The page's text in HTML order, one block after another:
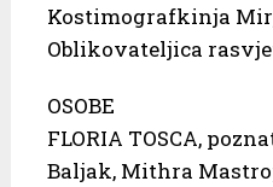
Kostimografkinja
Oblikovateljica
OSOBE
FLORIA TOSCA,
Baljak, Mithra